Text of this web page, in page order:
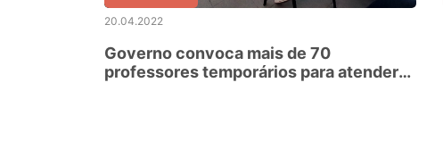
20.04.2022
Governo convoca mais de 70
professores temporários para atender